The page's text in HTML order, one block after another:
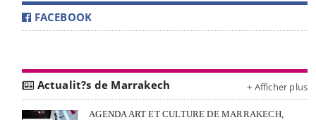
FACEBOOK
Actualit?s de Marrakech + Afficher plus
AGENDA ART ET CULTURE DE MARRAKECH,